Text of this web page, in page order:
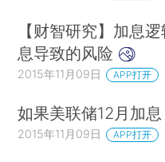
【财智研究】加息
息导致的风险
2015年11月09日 APP打开
如果美联储12月加
2015年11月09日 APP打开